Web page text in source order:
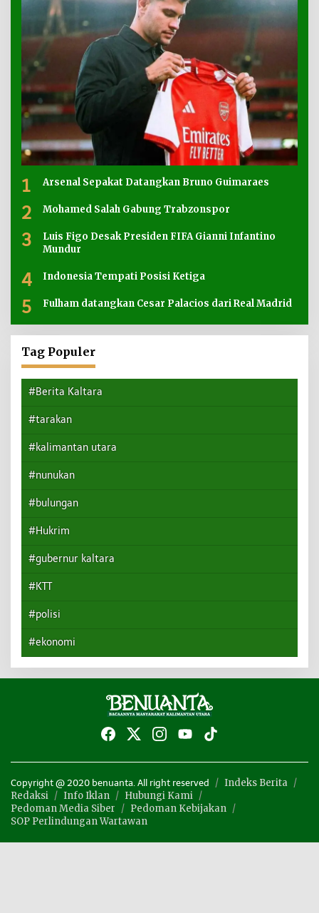
1 Arsenal Sepakat Datangkan Bruno Guimaraes
2 Mohamed Salah Gabung Trabzonspor
3
Luis Figo Desak Presiden FIFA Gianni Infantino
Mundur
4 Indonesia Tempati Posisi Ketiga
5 Fulham datangkan Cesar Palacios dari Real Madrid
Tag Populer
#Berita Kaltara
#tarakan
#kalimantan utara
#nunukan
#bulungan
#Hukrim
#gubernur kaltara
#KTT
#polisi
#ekonomi
Copyright @ 2020 benuanta. All right reserved
Indeks Berita
Redaksi
Info Iklan
Hubungi Kami
Pedoman Media Siber
Pedoman Kebijakan
SOP Perlindungan Wartawan